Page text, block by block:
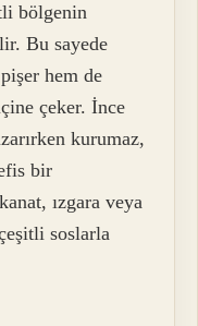
bölgenin
Bu sayede
hem de
çeker. İnce
kurumaz,
bir
ızgara veya
soslarla